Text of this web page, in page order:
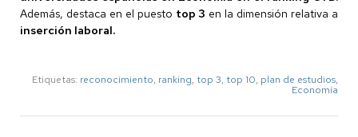
Además, destaca en el puesto top 3 en la dimensión relativa a
inserción laboral.
Etiquetas: reconocimiento, ranking, top 3, top 10, plan de estudios,
Economía